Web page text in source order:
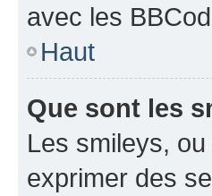
avec les
Haut
Que sont les
Les smileys,
exprimer des